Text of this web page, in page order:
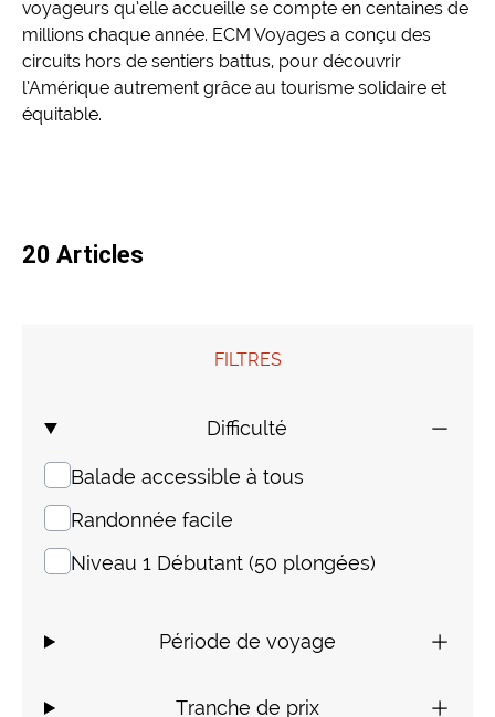
voyageurs qu’elle accueille se compte en centaines de
millions chaque année. ECM Voyages a conçu des
circuits hors de sentiers battus, pour découvrir
l’Amérique autrement grâce au tourisme solidaire et
équitable.
20 Articles
FILTRES
Difficulté
Balade accessible à tous
Randonnée facile
Niveau 1 Débutant (50 plongées)
Période de voyage
Tranche de prix
Mongolie
Laos
Birmanie
Finlande
Colombie
Voyages de Noces
Voyages pour jeunes